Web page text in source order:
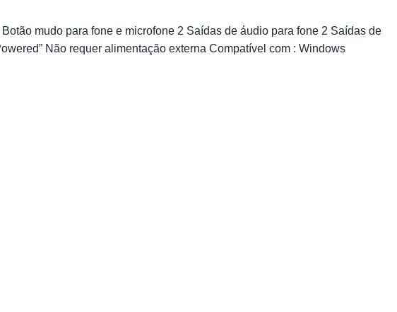
Botão mudo para fone e microfone 2 Saídas de áudio para fone 2 Saídas de
Não requer alimentação externa Compatível com : Windows